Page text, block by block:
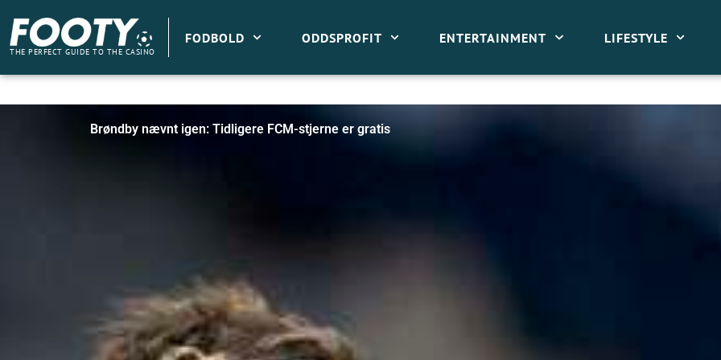
indholdet
THE PERFECT GUIDE TO THE CASINO
FODBOLD ODDSPROFIT ENTERTAINMENT LIFESTYLE
Brøndby nævnt igen: Tidligere FCM-stjerne er gratis